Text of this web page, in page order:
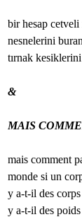
bir hesap
nesnelerini
tırnak
&
MAIS
mais comment
monde si un
y a-t-il des
y a-t-il des poids